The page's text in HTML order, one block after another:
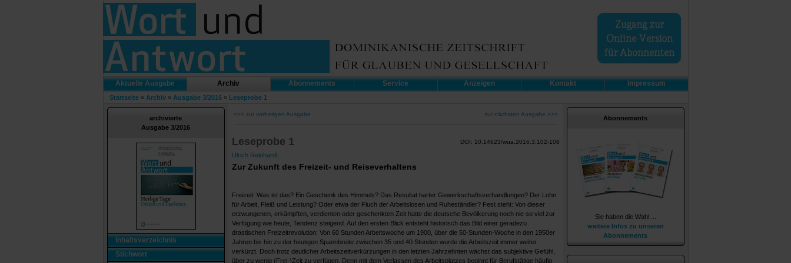
Aktuelle Ausgabe Archiv Abonnements Service Anzeigen Kontakt Impressum
Startseite» Archiv» Ausgabe 3/2016» Leseprobe 1
archivierte
Ausgabe 3/2016
Inhaltsverzeichnis
Stichwort
<<< zur vorherigen Ausgabe zur nächsten Ausgabe >>>
Leseprobe 1 DOI: 10.14623/wua.2016.3.102-108
Ulrich Reinhardt
Zur Zukunft des Freizeit- und Reiseverhaltens
Freizeit: Was ist das? Ein Geschenk des Himmels? Das Resultat harter Gewerkschaftsverhandlungen? Der Lohn
für Arbeit, Fleiß und Leistung? Oder etwa der Fluch der Arbeitslosen und Ruheständler? Fest steht: Von dieser
erzwungenen, erkämpften, verdienten oder geschenkten Zeit hatte die deutsche Bevölkerung noch nie so viel zur
Verfügung wie heute, Tendenz steigend. Auf den ersten Blick entsteht historisch das Bild einer geradezu
drastischen Freizeitrevolution: Von 60 Stunden Arbeitswoche um 1900, über die 50-Stunden-Woche in den 1950er
Jahren bis hin zu der heutigen Spannbreite zwischen 35 und 40 Stunden wurde die Arbeitszeit immer weiter
verkürzt. Doch trotz deutlicher Arbeitszeitverkürzungen in den letzten Jahrzehnten wächst das subjektive Gefühl,
über zu wenig (Frei-)Zeit zu verfügen. Denn mit dem Verlassen des Arbeitsplatzes beginnt für Berufstätige häufig
Abonnements
Sie haben die Wahl ...
weitere Infos zu unseren
Abonnements